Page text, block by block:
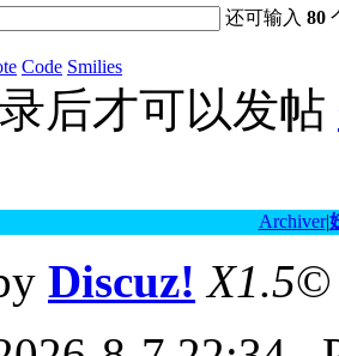
还可输入80
Code Smilies
后才可以发帖
Archiver|
Discuz! X1.5©